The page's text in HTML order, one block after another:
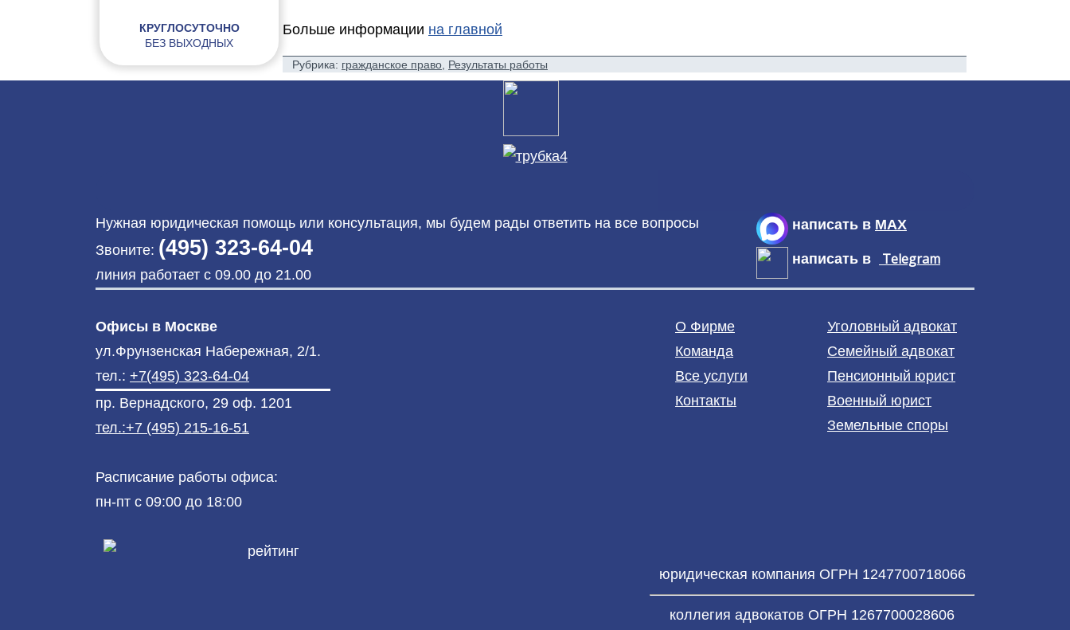
КРУГЛОСУТОЧНО
БЕЗ ВЫХОДНЫХ
Больше информации на главной
Рубрика: гражданское право Результаты работы
Нужная юридическая помощь или консультация, мы будем рады ответить на все вопросы
Звоните: (495) 323-64-04
линия работает с 09.00 до 21.00
написать в MAX
написать в Telegram
Офисы в Москве
ул.Фрунзенская Набережная, 2/1.
тел.: +7(495) 323-64-04
пр. Вернадского, 29 оф. 1201
тел.:+7 (495) 215-16-51
Расписание работы офиса:
пн-пт с 09:00 до 18:00
О Фирме
Команда
Все услуги
Контакты
Уголовный адвокат
Семейный адвокат
Пенсионный юрист
Военный юрист
Земельные споры
юридическая компания ОГРН 1247700718066
коллегия адвокатов ОГРН 1267700028606